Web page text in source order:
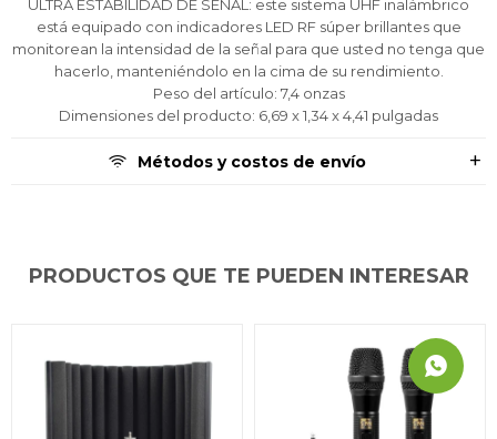
ULTRA ESTABILIDAD DE SEÑAL: este sistema UHF inalámbrico
está equipado con indicadores LED RF súper brillantes que
monitorean la intensidad de la señal para que usted no tenga que
hacerlo, manteniéndolo en la cima de su rendimiento.
Peso del artículo: 7,4 onzas
Dimensiones del producto: 6,69 x 1,34 x 4,41 pulgadas
Métodos y costos de envío
PRODUCTOS QUE TE PUEDEN INTERESAR